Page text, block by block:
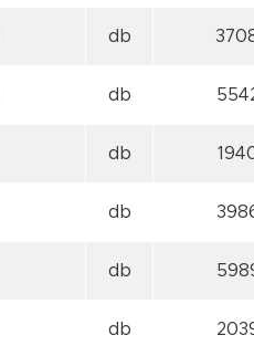
db
db
db
db
db
db